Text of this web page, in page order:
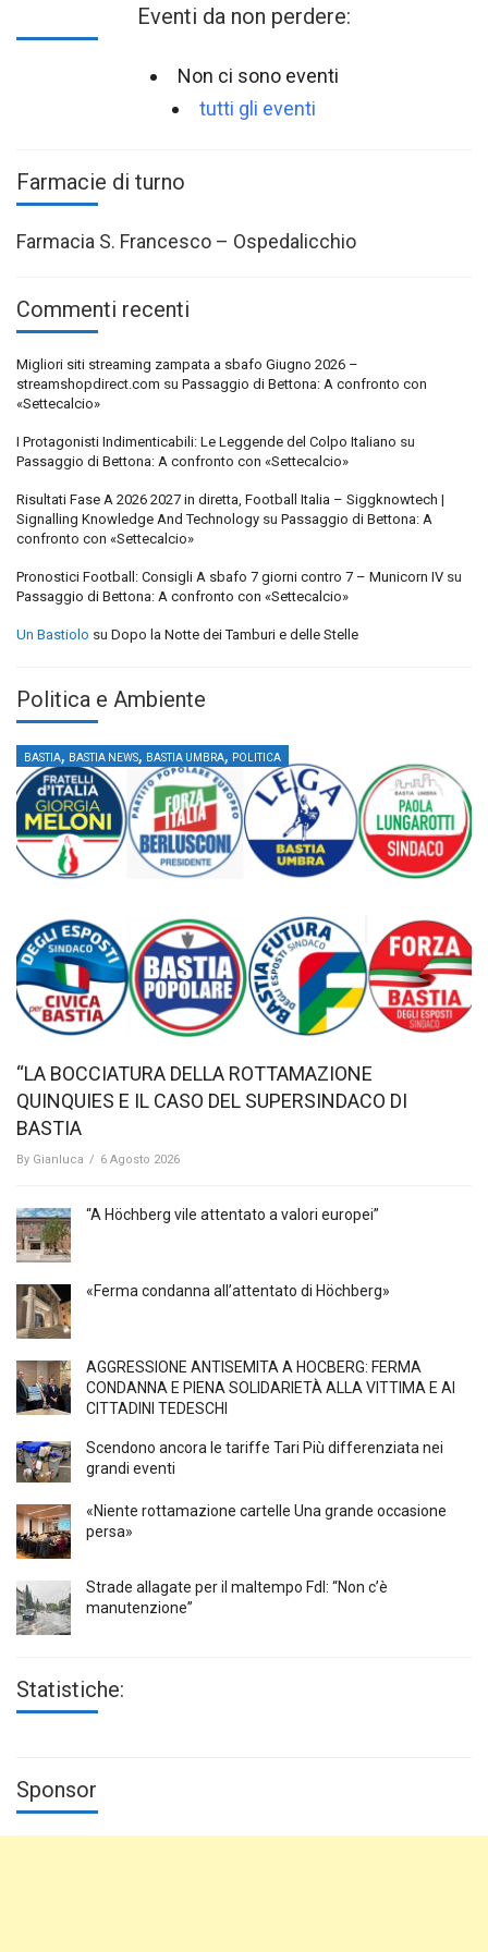
Eventi da non perdere:
Non ci sono eventi
tutti gli eventi
Farmacie di turno
Farmacia S. Francesco – Ospedalicchio
Commenti recenti
Migliori siti streaming zampata a sbafo Giugno 2026 –
streamshopdirect.com su Passaggio di Bettona: A confronto con
«Settecalcio»
I Protagonisti Indimenticabili: Le Leggende del Colpo Italiano su
Passaggio di Bettona: A confronto con «Settecalcio»
Risultati Fase A 2026 2027 in diretta, Football Italia – Siggknowtech |
Signalling Knowledge And Technology su Passaggio di Bettona: A
confronto con «Settecalcio»
Pronostici Football: Consigli A sbafo 7 giorni contro 7 – Municorn IV su
Passaggio di Bettona: A confronto con «Settecalcio»
Un Bastiolo su Dopo la Notte dei Tamburi e delle Stelle
Politica e Ambiente
BASTIA, BASTIA NEWS, BASTIA UMBRA, POLITICA
“LA BOCCIATURA DELLA ROTTAMAZIONE
QUINQUIES E IL CASO DEL SUPERSINDACO DI
BASTIA
By Gianluca / 6 Agosto 2026
“A Höchberg vile attentato a valori europei”
«Ferma condanna all’attentato di Höchberg»
AGGRESSIONE ANTISEMITA A HÖCBERG: FERMA
CONDANNA E PIENA SOLIDARIETÀ ALLA VITTIMA E AI
CITTADINI TEDESCHI
Scendono ancora le tariffe Tari Più differenziata nei
grandi eventi
«Niente rottamazione cartelle Una grande occasione
persa»
Strade allagate per il maltempo FdI: “Non c’è
manutenzione”
Statistiche:
Sponsor